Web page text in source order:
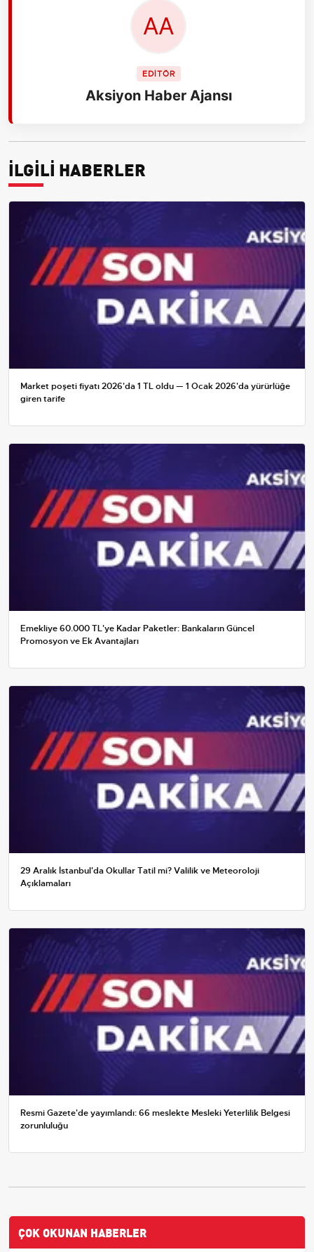
EDİTÖR
Aksiyon Haber Ajansı
İLGİLİ HABERLER
Market poşeti fiyatı 2026'da 1 TL oldu — 1 Ocak 2026'da yürürlüğe
giren tarife
Emekliye 60.000 TL'ye Kadar Paketler: Bankaların Güncel
Promosyon ve Ek Avantajları
29 Aralık İstanbul'da Okullar Tatil mi? Valilik ve Meteoroloji
Açıklamaları
Resmi Gazete'de yayımlandı: 66 meslekte Mesleki Yeterlilik Belgesi
zorunluluğu
ÇOK OKUNAN HABERLER